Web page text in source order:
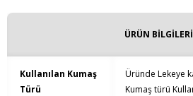
ÜRÜN BİLGİLERİ
Kullanılan Kumaş
Türü
Üründe Lekeye
Kumaş türü